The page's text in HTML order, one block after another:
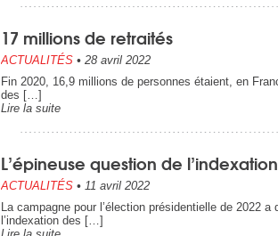
17 millions de retraités
ACTUALITÉS • 28 avril 2022
Fin 2020, 16,9 millions de personnes étaient, en
des […]
Lire la suite
L’épineuse question de
ACTUALITÉS • 11 avril 2022
La campagne pour l’élection présidentielle de 2022
l’indexation des […]